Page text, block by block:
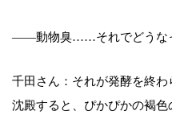
――動物臭……それでどうな
千田さん：それが発酵を終
沈殿すると、ぴかぴかの褐